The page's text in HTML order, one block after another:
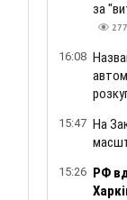
за
277
16:08
15:47 На
15:26 РФ